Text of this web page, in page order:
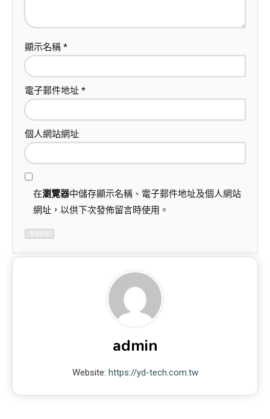
顯示名稱 *
電子郵件地址 *
個人網站網址
在瀏覽器中儲存顯示名稱、電子郵件地址及個人網站
網址，以供下次發佈留言時使用。
admin
Website: https://yd-tech.com.tw